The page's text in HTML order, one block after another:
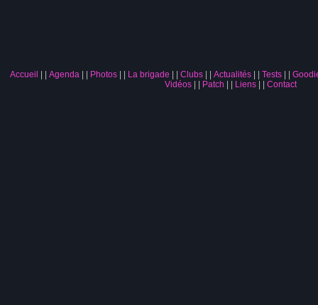
Accueil Agenda| Photos| La brigade Clubs| Actualités| Tests|
Vidéos| Patch Liens| Contact